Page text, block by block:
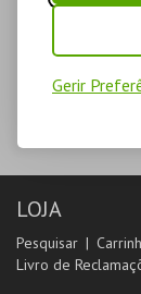
Gerir
LOJA
Pesquisar
Livro de